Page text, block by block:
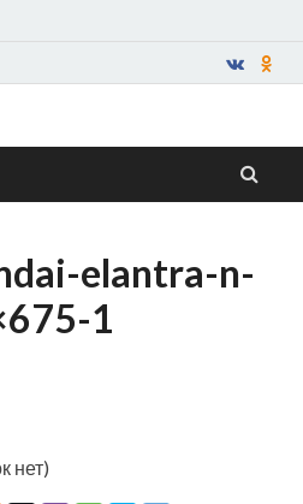
—
elantra-n-
1
нет)